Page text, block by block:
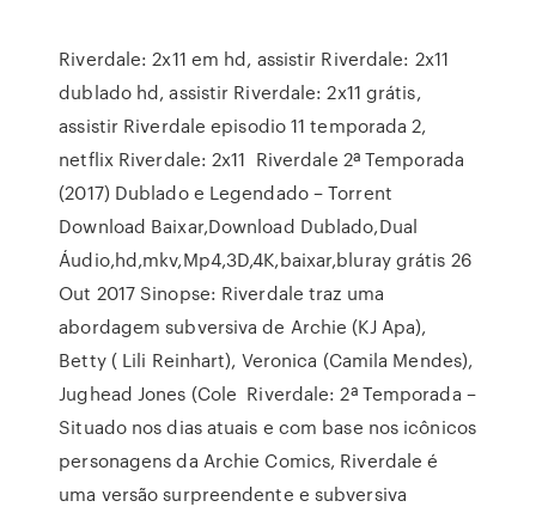
Riverdale: 2x11 em hd, assistir Riverdale: 2x11
dublado hd, assistir Riverdale: 2x11 grátis,
assistir Riverdale episodio 11 temporada 2,
netflix Riverdale: 2x11 Riverdale 2ª Temporada
(2017) Dublado e Legendado – Torrent
Download Baixar,Download Dublado,Dual
Áudio,hd,mkv,Mp4,3D,4K,baixar,bluray grátis 26
Out 2017 Sinopse: Riverdale traz uma
abordagem subversiva de Archie (KJ Apa),
Betty ( Lili Reinhart), Veronica (Camila Mendes),
Jughead Jones (Cole Riverdale: 2ª Temporada –
Situado nos dias atuais e com base nos icônicos
personagens da Archie Comics, Riverdale é
uma versão surpreendente e subversiva